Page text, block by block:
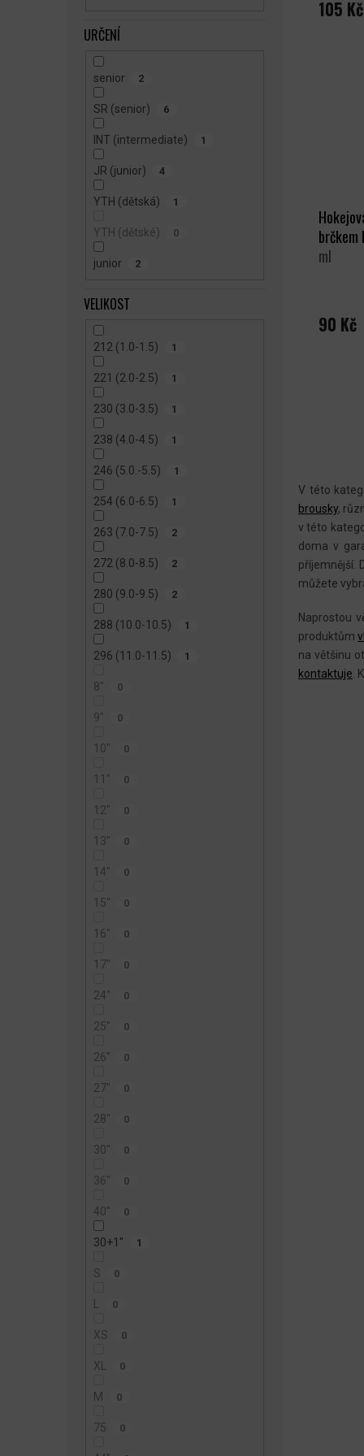
URČENÍ
senior 2
SR (senior) 6
INT (intermediate) 1
JR (junior) 4
YTH (dětská) 1
YTH (dětské) 0
junior 2
VELIKOST
212 (1.0-1.5) 1
221 (2.0-2.5) 1
230 (3.0-3.5) 1
238 (4.0-4.5) 1
246 (5.0.-5.5) 1
254 (6.0-6.5) 1
263 (7.0-7.5) 2
272 (8.0-8.5) 2
280 (9.0-9.5) 2
288 (10.0-10.5) 1
296 (11.0-11.5) 1
8" 0
9" 0
10" 0
11" 0
12" 0
13" 0
14" 0
15" 0
16" 0
17" 0
24" 0
25" 0
26" 0
27" 0
28" 0
30" 0
36" 0
40" 0
30+1" 1
S 0
0
XS 0
XL 0
M 0
75 0
105 Kč
brčkem
ml
90 Kč
V této
brousky,
v této
doma v
příjemnější.
můžete
Naprostou
produktům
na většinu
kontaktuje